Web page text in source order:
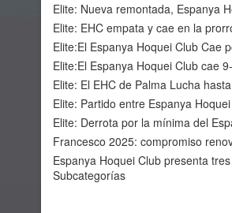
Elite: Nueva remontada, Espanya
Elite: EHC empata y cae en la
Elite:El Espanya Hoquei Club Cae
Elite:El Espanya Hoquei Club cae
Elite: El EHC de Palma Lucha
Elite: Partido entre Espanya
Elite: Derrota por la mínima del
Francesco 2025: compromiso
Espanya Hoquei Club presenta
Subcategorías